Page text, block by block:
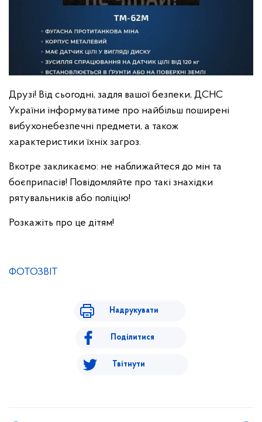
Друзі! Від сьогодні, задля вашої безпеки, ДСНС
України інформуватиме про найбільш поширені
вибухонебезпечні предмети, а також
характеристики їхніх загроз.
Вкотре закликаємо: не наближайтеся до мін та
боєприпасів! Повідомляйте про такі знахідки
рятувальників або поліцію!
Розкажіть про це дітям!
ФОТОЗВІТ
Надрукувати
Поділитися
Твітнути